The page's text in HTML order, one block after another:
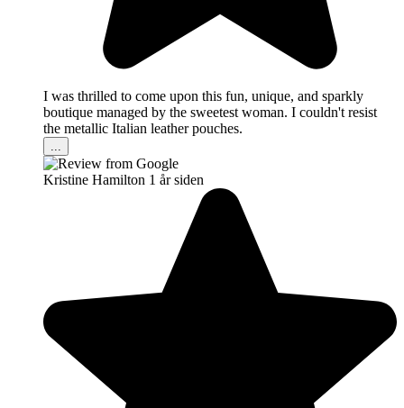
I was thrilled to come upon this fun, unique, and sparkly
boutique managed by the sweetest woman. I couldn't resist
the metallic Italian leather pouches.
...
Kristine Hamilton 1 år siden